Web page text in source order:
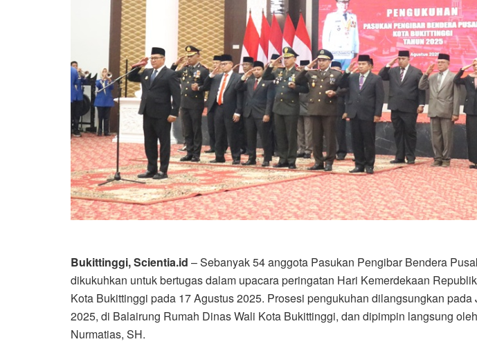
Bukittinggi, Scientia.id – Sebanyak 54 anggota Pasukan Pengibar Bendera
dikukuhkan untuk bertugas dalam upacara peringatan Hari Kemerdekaan
Kota Bukittinggi pada 17 Agustus 2025. Prosesi pengukuhan dilangsungkan pada
2025, di Balairung Rumah Dinas Wali Kota Bukittinggi, dan dipimpin langsung
Nurmatias, SH.